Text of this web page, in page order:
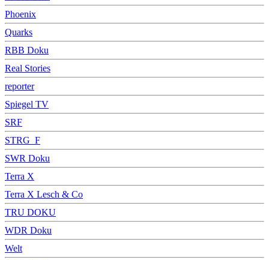
Phoenix
Quarks
RBB Doku
Real Stories
reporter
Spiegel TV
SRF
STRG_F
SWR Doku
Terra X
Terra X Lesch & Co
TRU DOKU
WDR Doku
Welt